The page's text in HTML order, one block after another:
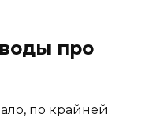
про
по крайней